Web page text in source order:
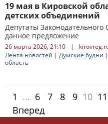
19 мая в Кировской
детских объединений
Депутаты
данное предложение
26 марта 2026, 21:10 |
Лента новостей | Думские будни |
область
1 ... 6 7 8 9 10 11
Вперед